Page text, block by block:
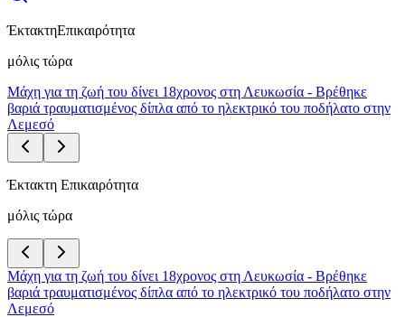
ΈκτακτηΕπικαιρότητα
μόλις τώρα
Μάχη για τη ζωή του δίνει 18χρονος στη Λευκωσία - Βρέθηκε
βαριά τραυματισμένος δίπλα από το ηλεκτρικό του ποδήλατο στην
Λεμεσό
Έκτακτη Επικαιρότητα
μόλις τώρα
Μάχη για τη ζωή του δίνει 18χρονος στη Λευκωσία - Βρέθηκε
βαριά τραυματισμένος δίπλα από το ηλεκτρικό του ποδήλατο στην
Λεμεσό